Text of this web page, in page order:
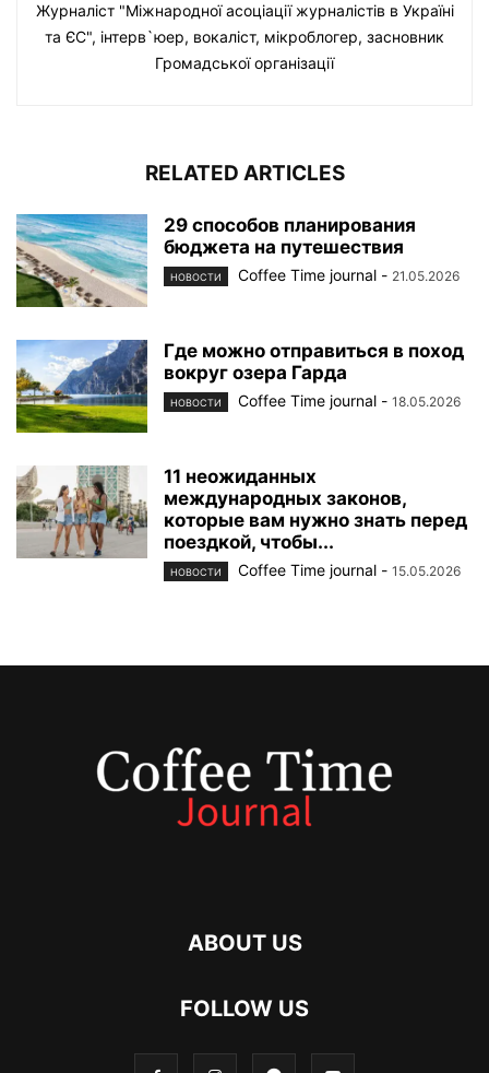
Журналіст "Міжнародної асоціації журналістів в Україні
та ЄС", інтерв`юер, вокаліст, мікроблогер, засновник
Громадської організації
RELATED ARTICLES
29 способов планирования
бюджета на путешествия
НОВОСТИ Coffee Time journal - 21.05.2026
Где можно отправиться в поход
вокруг озера Гарда
НОВОСТИ Coffee Time journal - 18.05.2026
11 неожиданных
международных законов,
которые вам нужно знать перед
поездкой, чтобы...
НОВОСТИ Coffee Time journal - 15.05.2026
ABOUT US
FOLLOW US